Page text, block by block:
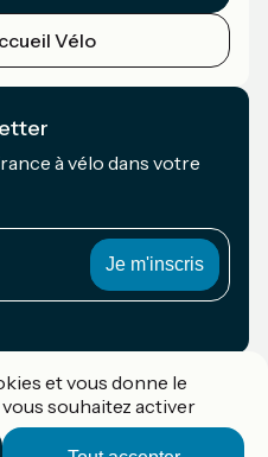
Vélo
à vélo dans votre
et vous donne le
souhaitez activer